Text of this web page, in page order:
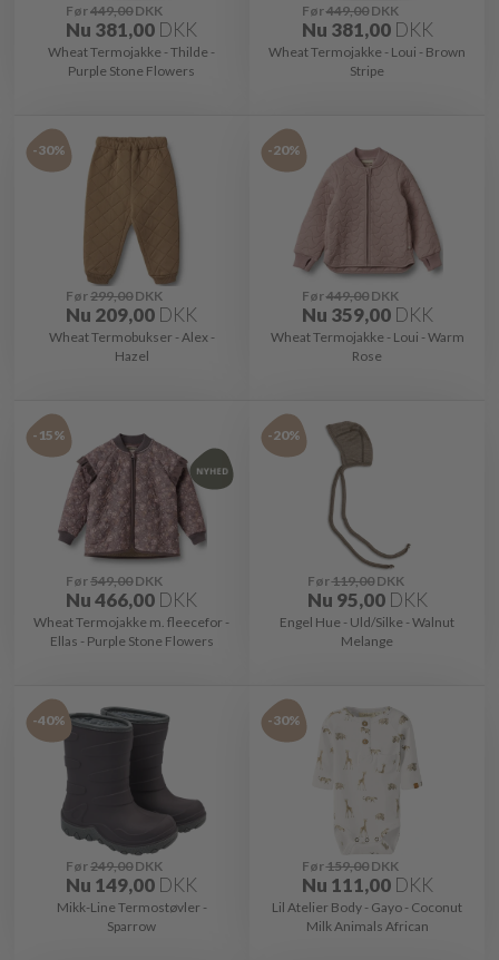
Før449,00DKK
Nu 381,00 DKK
Wheat Termojakke - Thilde -
Purple Stone Flowers
Før449,00DKK
Nu 381,00 DKK
Wheat Termojakke - Loui - Brown
Stripe
-30%
Før299,00DKK
Nu 209,00 DKK
Wheat Termobukser - Alex -
Hazel
-20%
Før449,00DKK
Nu 359,00 DKK
Wheat Termojakke - Loui - Warm
Rose
-15%
Før549,00DKK
Nu466,00 DKK
Wheat Termojakke m. fleecefor -
Ellas - Purple Stone Flowers
-20%
Før119,00DKK
Nu 95,00 DKK
Engel Hue - Uld/Silke - Walnut
Melange
-40%
Før249,00DKK
Nu 149,00 DKK
Mikk-Line Termostøvler -
Sparrow
-30%
Før159,00DKK
Nu 111,00 DKK
Lil Atelier Body - Gayo - Coconut
Milk Animals African